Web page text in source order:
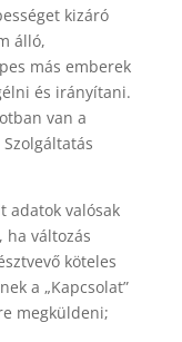
kizáró
álló,
más emberek
és irányítani.
van a
adatok valósak
ha változás
köteles
a „Kapcsolat”
megküldeni;